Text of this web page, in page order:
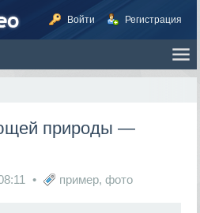
Войти Регистрация
природы —
пример,фото